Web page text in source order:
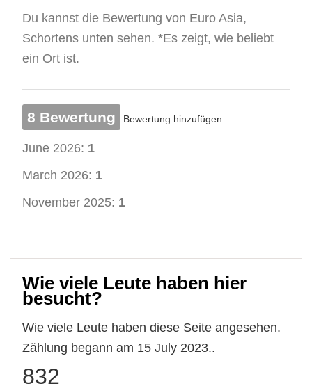
Du kannst die Bewertung von Euro Asia,
Schortens unten sehen. *Es zeigt, wie beliebt
ein Ort ist.
8 Bewertung Bewertung hinzufügen
June 2026: 1
March 2026: 1
November 2025: 1
Wie viele Leute haben hier
besucht?
Wie viele Leute haben diese Seite angesehen.
Zählung begann am 15 July 2023..
832